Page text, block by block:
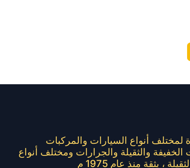
لمختلف أنواع السيارات والمركبات
الخفيفة والثقيلة والجرارات ومختلف أنواع
، بثقة منذ عام 1975 م